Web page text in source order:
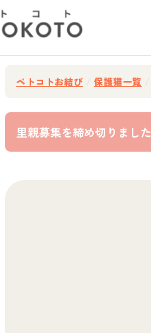
ペトコトお結び 保護猫一覧
里親募集を締め切りました